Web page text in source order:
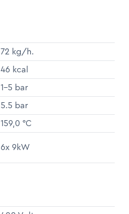
72 kg/h.
46 kcal
1-5 bar
5.5 bar
159,0 °C
6x 9kW